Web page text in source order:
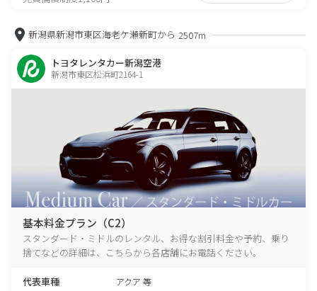
新潟県新潟市東区海老ケ瀬新町から 2507m
トヨタレンタカー新潟空港
新潟市東区松浜町2164-1
基本料金プラン（C2）
スタンダード・ミドルのレンタル、お得な割引料金や予約、乗り
捨てなどの詳細は、こちらから各店舗にお電話ください。
代表車種 アクア 等